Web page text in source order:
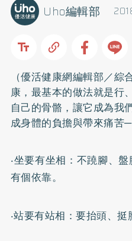
Uho編輯部
（優活健康網編輯部／
康，最基本的做法就是行
自己的骨骼，讓它成為我
成身體的負擔與帶來痛苦
‧坐要有坐相：不蹺腳、
有個依靠。
‧站要有站相：要抬頭、挺